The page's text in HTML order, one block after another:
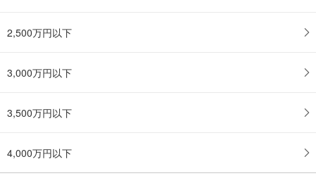
2,500万円以下
3,000万円以下
3,500万円以下
4,000万円以下